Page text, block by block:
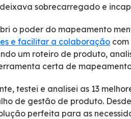
sobrecarregado e
o poder do mapeamento
e facilitar a colaboração
um roteiro de produto,
certa de
testei e analisei as 13
de gestão de produto.
perfeita para as